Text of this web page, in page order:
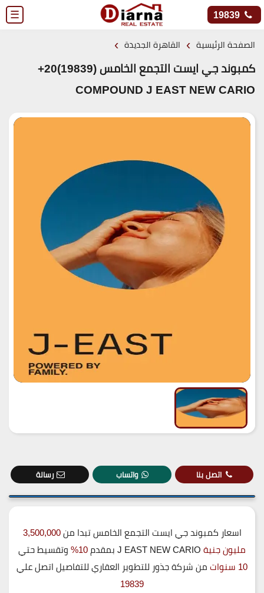
☰ 19839
الصفحة الرئيسية › القاهرة الجديدة ›
كمبوند جي ايست التجمع الخامس (19839)20+
COMPOUND J EAST NEW CARIO
اتصل بنا واتساب رسالة
اسعار كمبوند جي ايست التجمع الخامس تبدا من3,500,000
مليون جنية
10%
وتقسيط حتي
10 سنوات
من شركة جذور للتطوير العقاري للتفاصيل اتصل علي
19839